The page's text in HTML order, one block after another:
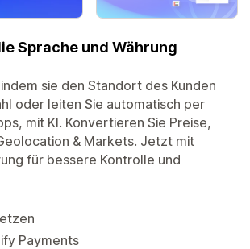
Sprache und Währung
sie den Standort des Kunden
oder leiten Sie automatisch per
mit KI. Konvertieren Sie Preise,
& Markets. Jetzt mit
für bessere Kontrolle und
Payments